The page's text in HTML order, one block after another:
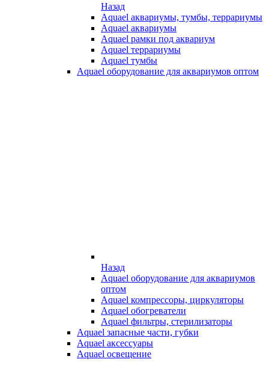
Назад
Aquael аквариумы, тумбы, террариумы
Aquael аквариумы
Aquael рамки под аквариум
Aquael террариумы
Aquael тумбы
Aquael оборудование для аквариумов оптом
Назад
Aquael оборудование для аквариумов
оптом
Aquael компрессоры, циркуляторы
Aquael обогреватели
Aquael фильтры, стерилизаторы
Aquael запасные части, губки
Aquael аксессуары
Aquael освещение